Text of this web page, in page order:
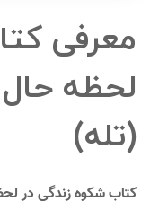
معرفی
لحظه حال
(تله)
کتاب شکوه زندگی در